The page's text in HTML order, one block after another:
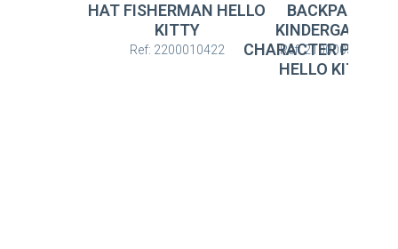
HAT FISHERMAN HELLO
KITTY
Ref: 2200010422
BACKPACK
KINDERGARTE
CHARACTER
HELLO KITTY
Ref: 2100005845